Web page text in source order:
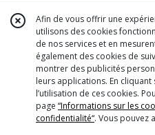
Afin de vous offrir une
utilisons des cookies
de nos services et en
également des cookies de
montrer des publicités
leurs applications. En cliquant
l’utilisation de ces cookies.
page “Informations sur les
confidentialité“. Vous pouvez